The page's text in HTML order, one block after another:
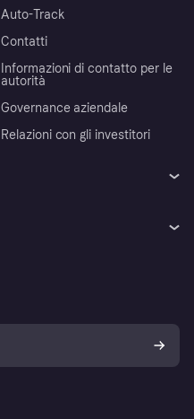
Auto-Track
Contatti
Informazioni di contatto per le
autorità
Governance aziendale
Relazioni con gli investitori